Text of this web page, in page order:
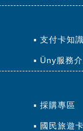
支付卡知識
Üny服務
採購專區
國民旅遊